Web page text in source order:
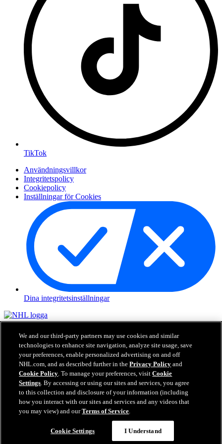
TikTok
Användningsvillkor
Integritetspolicy
Cookiepolicy
Inställningar för Cookies
Dina integritetsinställningar
NHL.com är den officiella hemsidan för National Hockey League.
Alla NHL loggor och varumärken, NHL lag loggor och ord
beskrivna här för NHL och dess respektive lag får inte återskapas
utan tidigare skriftlig tillåtelse från NHL Enterprises, L.P. © NHL
2026. Alla Rättigheter Förbehållna. Alla NHL tröjor specialiserade
med NHL spelares namn och nummer är officiellt licenserade av
NHL och NHLPA. Ord och logga kring Zamboni och specialisering
kring Zambonis maskiner är registrerade varumärken hos Frank J.
Zamboni & Co., Inc.© Frank J. Zamboni & Co., Inc. 2026. Alla
Rättigheter Förbehållna. Andra varumärken från tredje part och
upphovsrätter tillhör respektive ägare. Alla Rättigheter Förbehållna.
We and our third-party partners may use cookies and similar
technologies to enhance site navigation, analyze site usage, save
your preferences, enable personalized advertising on and off
NHL.com, and as described further in thePrivacy Policy and
Cookie Policy. To manage your preferences, visitCookie
Settings. By accessing or using our sites and services, you agree
to this collection and disclosure of your information (including
how you interact with our sites and services and any videos that
you may view) and ourTerms of Service.
Cookie Settings I Understand